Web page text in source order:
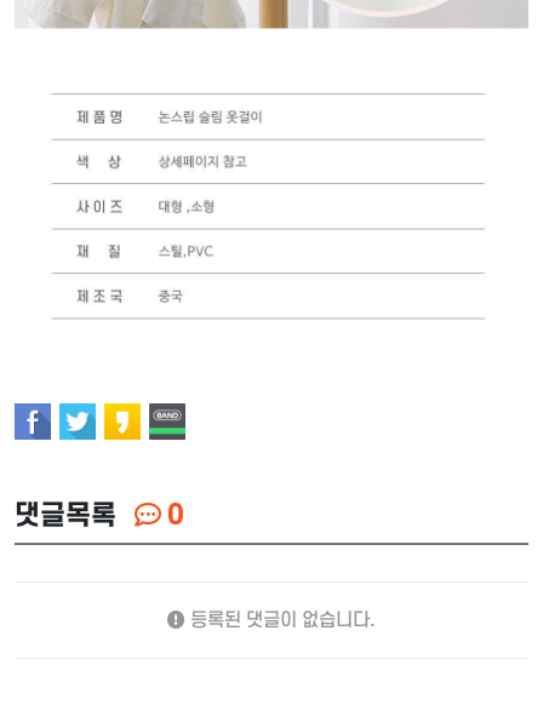
댓글목록 0
등록된 댓글이 없습니다.